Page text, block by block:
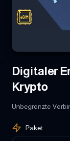
Digitaler
Krypto
Unbegrenzte
Paket